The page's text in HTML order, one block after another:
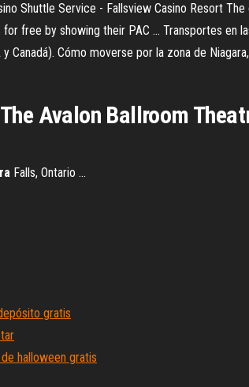
Shuttle Service - Fallsview Casino Resort
free by showing their PAC ... Transportes en
y Canadá). Cómo moverse por la zona de
Avalon Ballroom
Falls, Ontario ...
gratis
halloween gratis